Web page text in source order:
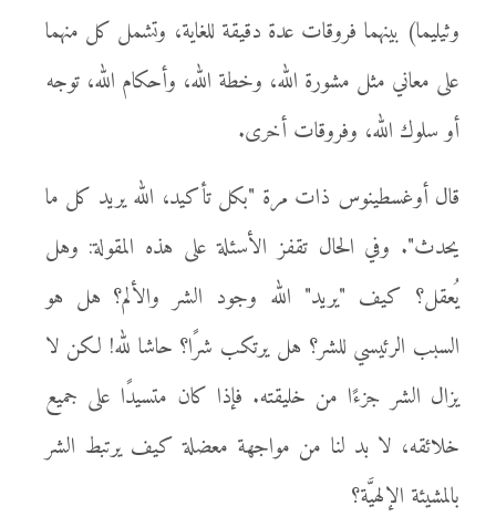
وثيليما) بينهما فروقات عدة دقيقة للغاية، وتشمل كل منهما
على معاني مثل مشورة الله، وخطة الله، وأحكام الله، توجه
أو سلوك الله، وفروقات أخرى.
قال أوغسطينوس ذات مرة "بكل تأكيد، الله يريد كل ما
يحدث". وفي الحال تقفز الأسئلة على هذه المقولة: وهل
يُعقل؟ كيف "يريد" الله وجود الشر والألم؟ هل هو
السبب الرئيسي للشر؟ هل يرتكب شرًا؟ حاشا لله! لكن لا
يزال الشر جزءًا من خليقته. فإذا كان متسيدًا على جميع
خلائقه، لا بد لنا من مواجهة معضلة كيف يرتبط الشر
بالمشيئة الإلهيَّة؟